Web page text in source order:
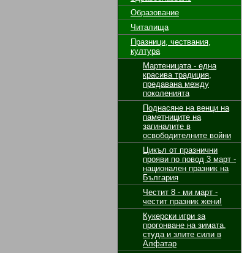
Образование
Читалища
Празници, чествания,
култура
Мартеницата - една
красива традиция,
предавана между
поколенията
Поднасяне на венци на
паметниците на
загиналите в
освободителните войни
Цикъл от празнични
прояви по повод 3 март -
национален празник на
България
Честит 8 - ми март -
честит празник жени!
Кукерски игри за
прогонване на зимата,
студа и злите сили в
Алфатар